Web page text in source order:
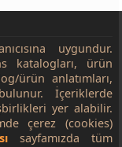
uygundur.
katalogları, ürün
ürün anlatımları,
İçeriklerde
yer alabilir.
çerez (cookies)
sayfamızda tüm